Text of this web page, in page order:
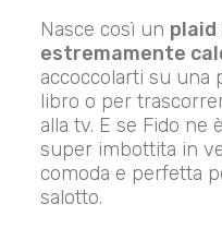
Nasce così un plaid
estremamente
accoccolarti su una
libro o per
alla tv. E se Fido ne
super imbottita in
comoda e perfetta
salotto.